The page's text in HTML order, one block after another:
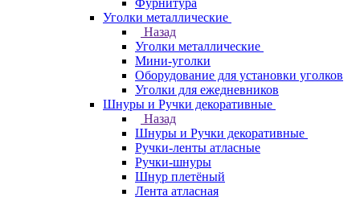
Фурнитура
Уголки металлические
Назад
Уголки металлические
Мини-уголки
Оборудование для установки уголков
Уголки для ежедневников
Шнуры и Ручки декоративные
Назад
Шнуры и Ручки декоративные
Ручки-ленты атласные
Ручки-шнуры
Шнур плетёный
Лента атласная